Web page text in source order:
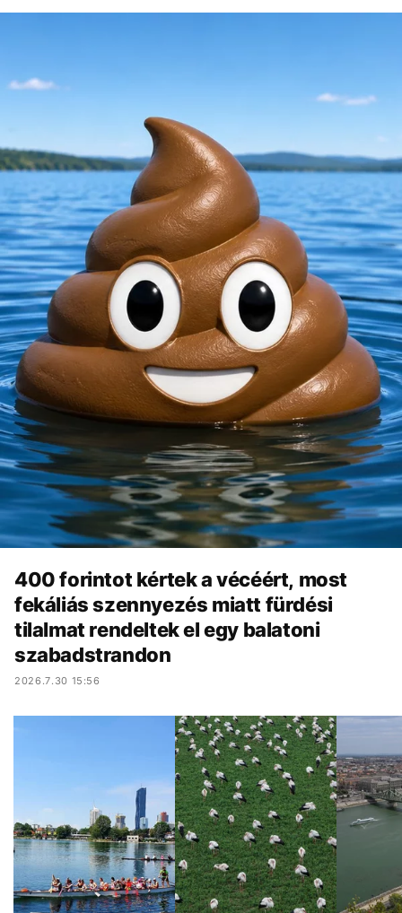
400 forintot kértek a vécéért, most
fekáliás szennyezés miatt fürdési
tilalmat rendeltek el egy balatoni
szabadstrandon
2026.7.30 15:56